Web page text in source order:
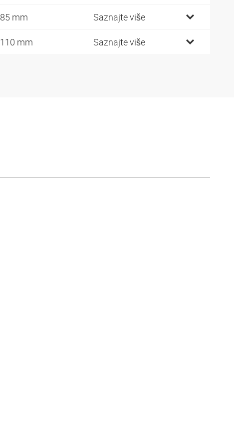
85 mm Saznajte više
110 mm Saznajte više